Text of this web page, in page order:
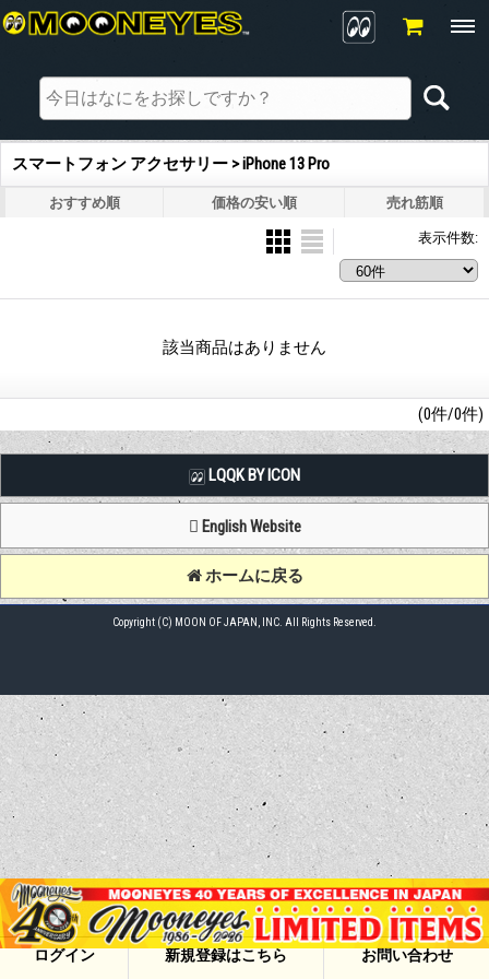
ログイン 新規登録はこちら お問い合わせ
スマートフォン アクセサリー > iPhone 13 Pro
おすすめ順 価格の安い順 売れ筋順
表示件数:
該当商品はありません
(0件/0件)
LQQK BY ICON
English Website
ホームに戻る
Copyright (C) MOON OF JAPAN, INC. All Rights Reserved.